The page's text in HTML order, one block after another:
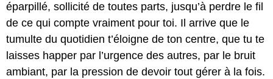
éparpillé, sollicité de toutes parts, jusqu’à perdre le fil
de ce qui compte vraiment pour toi. Il arrive que le
tumulte du quotidien t’éloigne de ton centre, que tu te
laisses happer par l’urgence des autres, par le bruit
ambiant, par la pression de devoir tout gérer à la fois.